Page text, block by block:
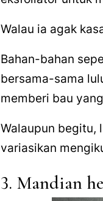
Walau ia agak
Bahan-bahan
bersama-sama
memberi bau
Walaupun begitu,
variasikan
3. Mandian